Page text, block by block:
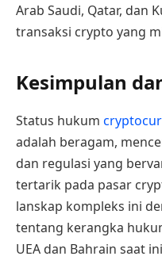
Arab Saudi, Qatar, dan
transaksi crypto yang
Kesimpulan
Status hukum
adalah beragam,
dan regulasi yang
tertarik pada pasar
lanskap kompleks ini
tentang kerangka
UEA dan Bahrain saat